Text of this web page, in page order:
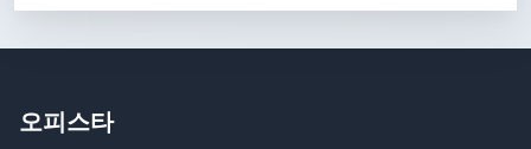
오피스타